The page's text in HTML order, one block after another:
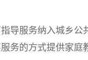
导服务纳入城乡公
务的方式提供家庭